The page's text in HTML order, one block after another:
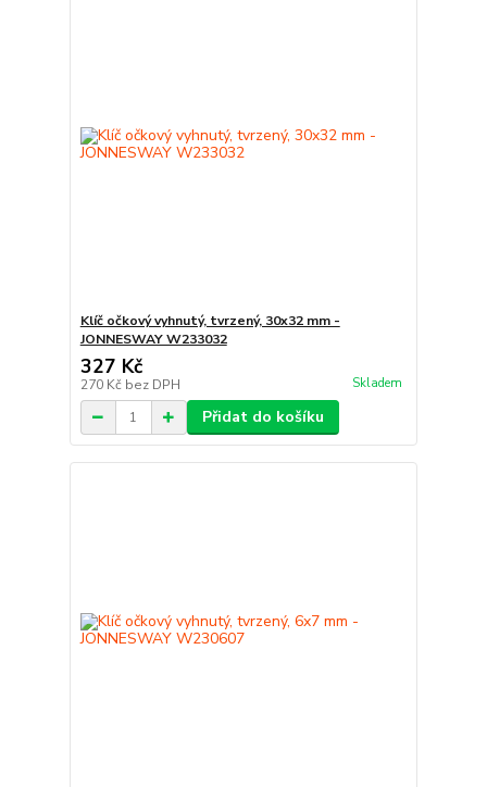
Klíč očkový vyhnutý, tvrzený, 30x32 mm -
JONNESWAY W233032
327 Kč
270 Kč bez DPH Skladem
Přidat do košíku